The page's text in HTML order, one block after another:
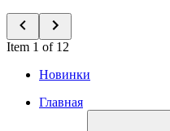
Item 1 of 12
Новинки
Главная